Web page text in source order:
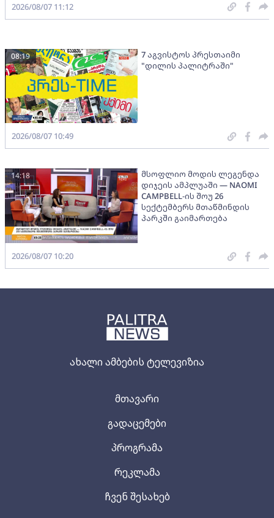
ახალი ამბების ტელევიზია
მთავარი
გადაცემები
პროგრამა
რეკლამა
ჩვენ შესახებ
2026/08/07 11:12
7 აგვისტოს პრესთაიმი
"დილის პალიტრაში"
08:19
2026/08/07 10:49
მსოფლიო მოდის ლეგენდა
დიჯეის ამპლუაში — NAOMI
CAMPBELL-ის შოუ 26
სექტემბერს მთაწმინდის
პარკში გაიმართება
14:18
2026/08/07 10:20